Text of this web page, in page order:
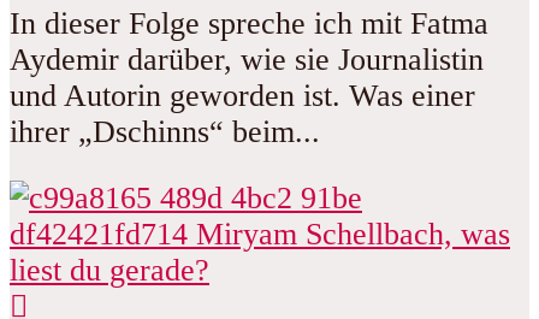
In dieser Folge spreche ich mit Fatma
Aydemir darüber, wie sie Journalistin
und Autorin geworden ist. Was einer
ihrer „Dschinns“ beim...